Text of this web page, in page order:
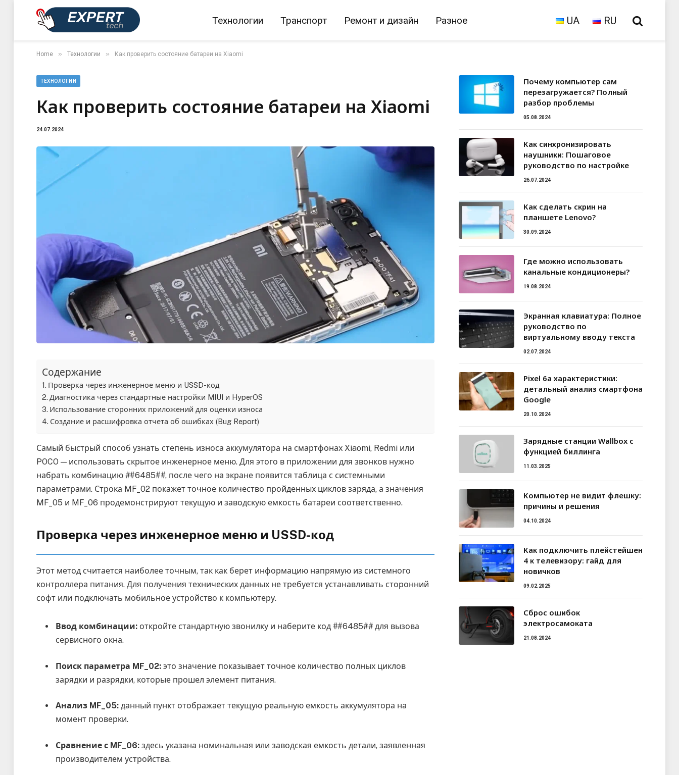
Технологии Транспорт Ремонт и дизайн Разное UA RU
Home » Технологии » Как проверить состояние батареи на Xiaomi
ТЕХНОЛОГИИ
Как проверить состояние батареи на Xiaomi
24.07.2024
Содержание
Проверка через инженерное меню и USSD-код
Диагностика через стандартные настройки MIUI и HyperOS
Использование сторонних приложений для оценки износа
Создание и расшифровка отчета об ошибках (Bug Report)
Самый быстрый способ узнать степень износа аккумулятора на смартфонах Xiaomi, Redmi или
POCO — использовать скрытое инженерное меню. Для этого в приложении для звонков нужно
набрать комбинацию ##6485##, после чего на экране появится таблица с системными
параметрами. Строка MF_02 покажет точное количество пройденных циклов заряда, а значения
MF_05 и MF_06 продемонстрируют текущую и заводскую емкость батареи соответственно.
Проверка через инженерное меню и USSD-код
Этот метод считается наиболее точным, так как берет информацию напрямую из системного
контроллера питания. Для получения технических данных не требуется устанавливать сторонний
софт или подключать мобильное устройство к компьютеру.
Ввод комбинации: откройте стандартную звонилку и наберите код ##6485## для вызова
сервисного окна.
Поиск параметра MF_02: это значение показывает точное количество полных циклов
зарядки и разрядки, которые прошел элемент питания.
Анализ MF_05: данный пункт отображает текущую реальную емкость аккумулятора на
момент проверки.
Сравнение с MF_06: здесь указана номинальная или заводская емкость детали, заявленная
производителем устройства.
Почему компьютер сам
перезагружается? Полный
разбор проблемы
05.08.2024
Как синхронизировать
наушники: Пошаговое
руководство по настройке
26.07.2024
Как сделать скрин на
планшете Lenovo?
30.09.2024
Где можно использовать
канальные кондиционеры?
19.08.2024
Экранная клавиатура: Полное
руководство по
виртуальному вводу текста
02.07.2024
Pixel 6a характеристики:
детальный анализ смартфона
Google
20.10.2024
Зарядные станции Wallbox с
функцией биллинга
11.03.2025
Компьютер не видит флешку:
причины и решения
04.10.2024
Как подключить плейстейшен
4 к телевизору: гайд для
новичков
09.02.2025
Сброс ошибок
электросамоката
21.08.2024